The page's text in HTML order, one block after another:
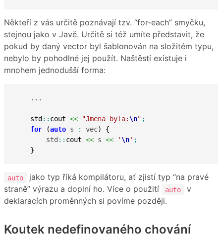
Někteří z vás určitě poznávají tzv. “for-each” smyčku,
stejnou jako v Javě. Určitě si též umíte představit, že
pokud by daný vector byl šablonován na složitém typu,
nebylo by pohodlné jej použít. Naštěstí existuje i
mnohem jednodušší forma:
    ...
std:: cout << "Jmena byla: \n" ;
for
(auto s : vec)
{
        std
:: cout << s << ' \n' ;
}
auto
jako typ říká kompilátoru, ať zjistí typ “na pravé
straně” výrazu a doplní ho. Více o použití
auto
v
deklaracích proměnných si povíme později.
Koutek nedefinovaného chování